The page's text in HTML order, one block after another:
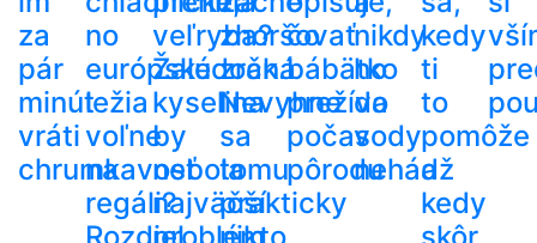
za
pár
minút
vráti
chrumkavosť
no
európske
ležia
voľne
na
regáli?
veľryba?
Žalúdočná
kyselina
by
nebola
najväčší
zhoršovať
zrak.
Nevyhne
sa
tomu
prakticky
čo
bábätko
prežíva
počas
pôrodu
nikdy
ho
do
vody
nehádž
kedy
ti
to
pomôže
a
kedy